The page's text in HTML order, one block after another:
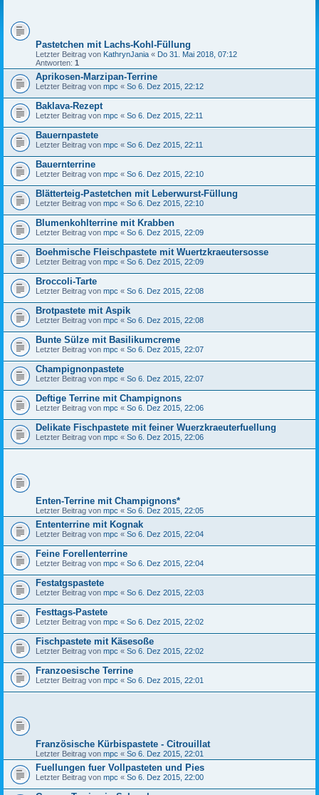
Pastetchen mit Lachs-Kohl-Füllung
Letzter Beitrag von KathrynJania « Do 31. Mai 2018, 07:12
Antworten: 1
Aprikosen-Marzipan-Terrine
Letzter Beitrag von mpc « So 6. Dez 2015, 22:12
Baklava-Rezept
Letzter Beitrag von mpc « So 6. Dez 2015, 22:11
Bauernpastete
Letzter Beitrag von mpc « So 6. Dez 2015, 22:11
Bauernterrine
Letzter Beitrag von mpc « So 6. Dez 2015, 22:10
Blätterteig-Pastetchen mit Leberwurst-Füllung
Letzter Beitrag von mpc « So 6. Dez 2015, 22:10
Blumenkohlterrine mit Krabben
Letzter Beitrag von mpc « So 6. Dez 2015, 22:09
Boehmische Fleischpastete mit Wuertzkraeutersosse
Letzter Beitrag von mpc « So 6. Dez 2015, 22:09
Broccoli-Tarte
Letzter Beitrag von mpc « So 6. Dez 2015, 22:08
Brotpastete mit Aspik
Letzter Beitrag von mpc « So 6. Dez 2015, 22:08
Bunte Sülze mit Basilikumcreme
Letzter Beitrag von mpc « So 6. Dez 2015, 22:07
Champignonpastete
Letzter Beitrag von mpc « So 6. Dez 2015, 22:07
Deftige Terrine mit Champignons
Letzter Beitrag von mpc « So 6. Dez 2015, 22:06
Delikate Fischpastete mit feiner Wuerzkraeuterfuellung
Letzter Beitrag von mpc « So 6. Dez 2015, 22:06
Enten-Terrine mit Champignons*
Letzter Beitrag von mpc « So 6. Dez 2015, 22:05
Ententerrine mit Kognak
Letzter Beitrag von mpc « So 6. Dez 2015, 22:04
Feine Forellenterrine
Letzter Beitrag von mpc « So 6. Dez 2015, 22:04
Festatgspastete
Letzter Beitrag von mpc « So 6. Dez 2015, 22:03
Festtags-Pastete
Letzter Beitrag von mpc « So 6. Dez 2015, 22:02
Fischpastete mit Käsesoße
Letzter Beitrag von mpc « So 6. Dez 2015, 22:02
Franzoesische Terrine
Letzter Beitrag von mpc « So 6. Dez 2015, 22:01
Französische Kürbispastete - Citrouillat
Letzter Beitrag von mpc « So 6. Dez 2015, 22:01
Fuellungen fuer Vollpasteten und Pies
Letzter Beitrag von mpc « So 6. Dez 2015, 22:00